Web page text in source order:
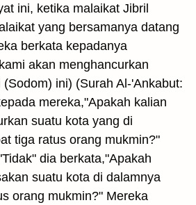
ini, ketika malaikat Jibril
yang bersamanya datang
berkata kepadanya
akan menghancurkan
ini) (Surah Al-'Ankabut:
mereka,"Apakah kalian
suatu kota yang di
tiga ratus orang mukmin?"
dia berkata,"Apakah
suatu kota di dalamnya
orang mukmin?" Mereka